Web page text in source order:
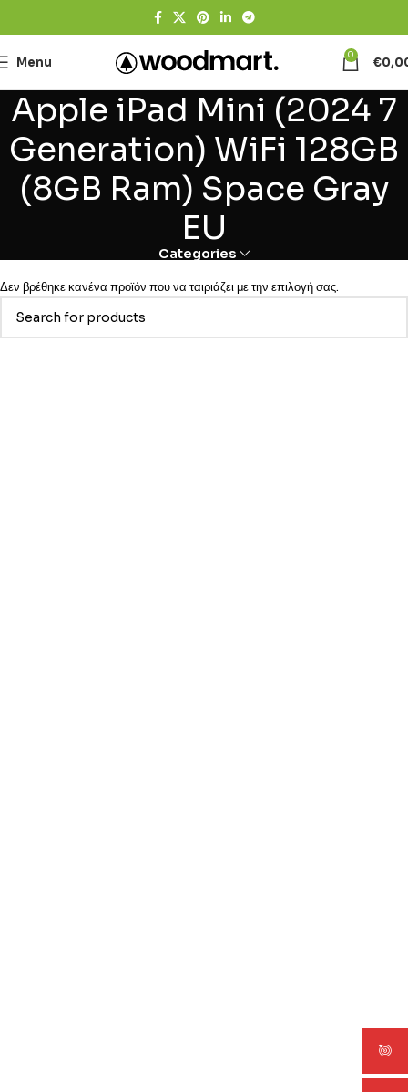
Menu 0 €
Apple iPad Mini (2024 7
Generation) WiFi 128GB
(8GB Ram) Space Gray
EU
Categories
Δεν βρέθηκε κανένα προϊόν που να ταιριάζει με την επιλογή σας.